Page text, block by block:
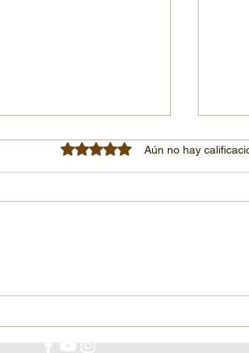
Obtuvo 0 de 5 estrellas.
Aún no hay